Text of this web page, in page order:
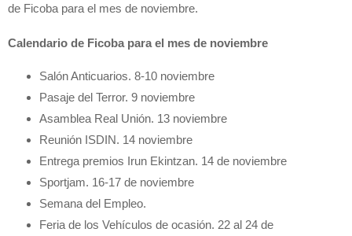
de Ficoba para el mes de noviembre.
Calendario de Ficoba para el mes de noviembre
Salón Anticuarios. 8-10 noviembre
Pasaje del Terror. 9 noviembre
Asamblea Real Unión. 13 noviembre
Reunión ISDIN. 14 noviembre
Entrega premios Irun Ekintzan. 14 de noviembre
Sportjam. 16-17 de noviembre
Semana del Empleo.
Feria de los Vehículos de ocasión. 22 al 24 de